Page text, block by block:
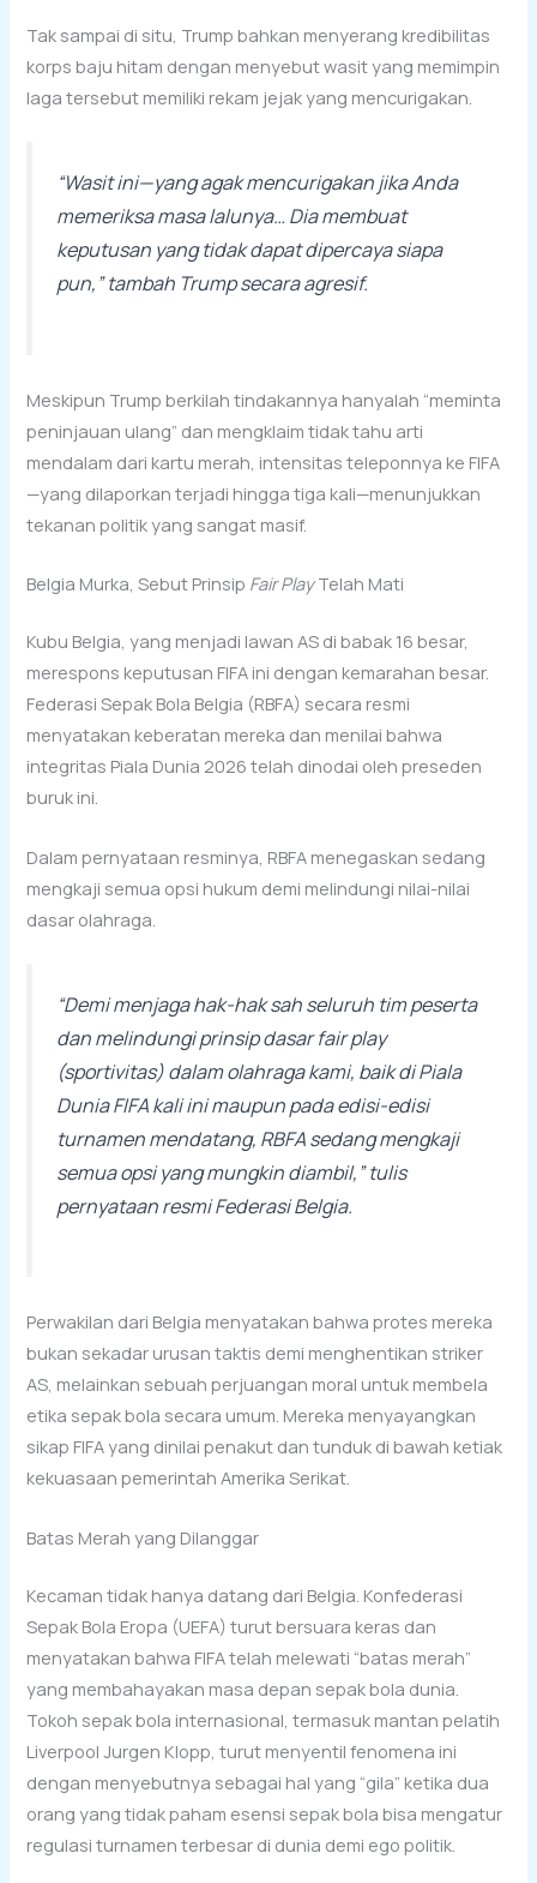
Tak sampai di situ, Trump bahkan menyerang kredibilitas
korps baju hitam dengan menyebut wasit yang memimpin
laga tersebut memiliki rekam jejak yang mencurigakan.
“Wasit ini—yang agak mencurigakan jika Anda
memeriksa masa lalunya… Dia membuat
keputusan yang tidak dapat dipercaya siapa
pun,” tambah Trump secara agresif.
Meskipun Trump berkilah tindakannya hanyalah “meminta
peninjauan ulang” dan mengklaim tidak tahu arti
mendalam dari kartu merah, intensitas teleponnya ke FIFA
—yang dilaporkan terjadi hingga tiga kali—menunjukkan
tekanan politik yang sangat masif.
Belgia Murka, Sebut Prinsip Fair PlayTelah Mati
Kubu Belgia, yang menjadi lawan AS di babak 16 besar,
merespons keputusan FIFA ini dengan kemarahan besar.
Federasi Sepak Bola Belgia (RBFA) secara resmi
menyatakan keberatan mereka dan menilai bahwa
integritas Piala Dunia 2026 telah dinodai oleh preseden
buruk ini.
Dalam pernyataan resminya, RBFA menegaskan sedang
mengkaji semua opsi hukum demi melindungi nilai-nilai
dasar olahraga.
“Demi menjaga hak-hak sah seluruh tim peserta
dan melindungi prinsip dasarfair play
(sportivitas) dalam olahraga kami, baik di Piala
Dunia FIFA kali ini maupun pada edisi-edisi
turnamen mendatang, RBFA sedang mengkaji
semua opsi yang mungkin diambil,” tulis
pernyataan resmi Federasi Belgia.
Perwakilan dari Belgia menyatakan bahwa protes mereka
bukan sekadar urusan taktis demi menghentikan striker
AS, melainkan sebuah perjuangan moral untuk membela
etika sepak bola secara umum. Mereka menyayangkan
sikap FIFA yang dinilai penakut dan tunduk di bawah ketiak
kekuasaan pemerintah Amerika Serikat.
Batas Merah yang Dilanggar
Kecaman tidak hanya datang dari Belgia. Konfederasi
Sepak Bola Eropa (UEFA) turut bersuara keras dan
menyatakan bahwa FIFA telah melewati “batas merah”
yang membahayakan masa depan sepak bola dunia.
Tokoh sepak bola internasional, termasuk mantan pelatih
Liverpool Jurgen Klopp, turut menyentil fenomena ini
dengan menyebutnya sebagai hal yang “gila” ketika dua
orang yang tidak paham esensi sepak bola bisa mengatur
regulasi turnamen terbesar di dunia demi ego politik.